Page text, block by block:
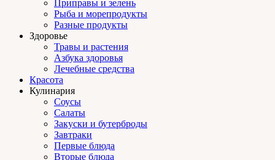
Приправы и зелень
Рыба и морепродукты
Разные продукты
Здоровье
Травы и растения
Азбука здоровья
Лечебные средства
Красота
Кулинария
Соусы
Салаты
Закуски и бутерброды
Завтраки
Первые блюда
Вторые блюда